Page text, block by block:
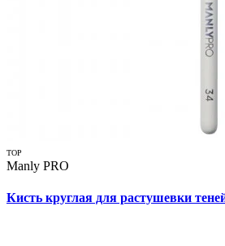
TOP
Manly PRO
Кисть круглая для растушевки